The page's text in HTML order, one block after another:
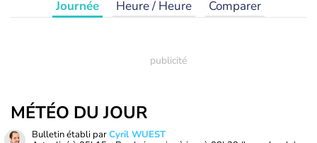
Journée Heure / Heure Comparer
MÉTÉO DU JOUR
Bulletin établi parCyril WUEST